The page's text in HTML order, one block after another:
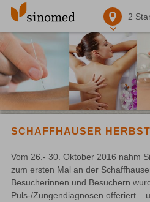
2
SCHAFFHAUSER
Vom 26.- 30. Oktober 2016 nahm
zum ersten Mal an der
Besucherinnen und Besuchern
Puls-/Zungendiagnosen offeriert –